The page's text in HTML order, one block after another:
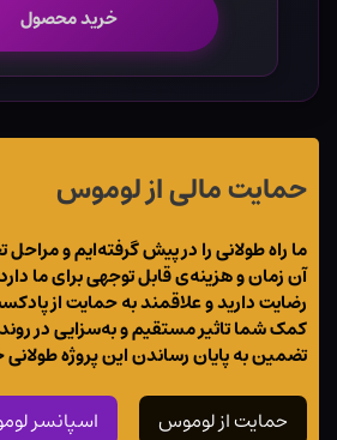
خرید محصول
حمایت مالی از لوموس
ما راه طولانی را در پیش گرفته‌ایم و
آن زمان و هزینه‌ی قابل توجهی برای ما
رضایت دارید و علاقمند به حمایت از
کمک شما تاثیر مستقیم و به‌سزایی در
تضمین به پایان رساندن این پروژه
حمایت از لوموس اسپانسر